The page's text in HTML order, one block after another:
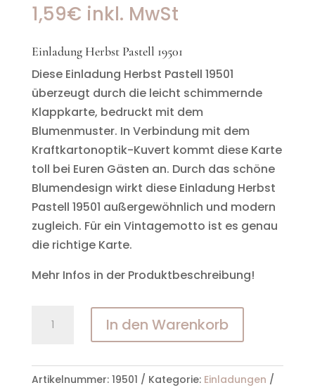
1,59€ inkl. MwSt
Einladung Herbst Pastell 19501
Diese Einladung Herbst Pastell 19501
überzeugt durch die leicht schimmernde
Klappkarte, bedruckt mit dem
Blumenmuster. In Verbindung mit dem
Kraftkartonoptik-Kuvert kommt diese Karte
toll bei Euren Gästen an. Durch das schöne
Blumendesign wirkt diese Einladung Herbst
Pastell 19501 außergewöhnlich und modern
zugleich. Für ein Vintagemotto ist es genau
die richtige Karte.
Mehr Infos in der Produktbeschreibung!
Herbst
19501
In den Warenkorb
Artikelnummer: 19501 Kategorie: Einladungen